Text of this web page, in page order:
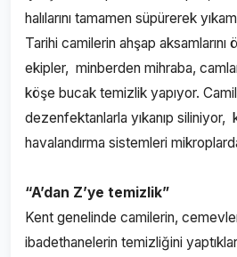
halılarını tamamen süpürerek
Tarihi camilerin ahşap
ekipler, minberden mihraba,
köşe bucak temizlik yapıyor.
dezenfektanlarla yıkanıp siliniyor,
havalandırma sistemleri
“A’dan Z’ye temizlik”
Kent genelinde camilerin,
ibadethanelerin temizliğini